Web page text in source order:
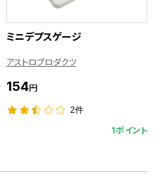
ミニデプスゲージ
アストロプロダクツ
154円
2件
1ポイント